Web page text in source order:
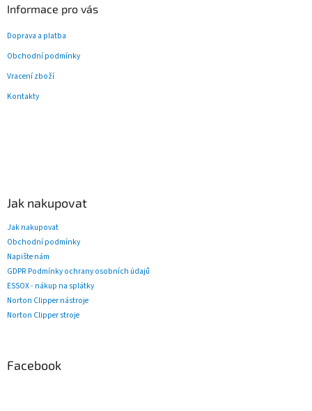
Informace pro vás
Doprava a platba
Obchodní podmínky
Vracení zboží
Kontakty
Jak nakupovat
Jak nakupovat
Obchodní podmínky
Napište nám
GDPR Podmínky ochrany osobních údajů
ESSOX - nákup na splátky
Norton Clipper nástroje
Norton Clipper stroje
Facebook